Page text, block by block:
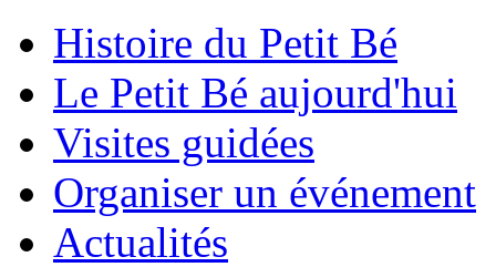
Histoire du Petit Bé
Le Petit Bé aujourd'hui
Visites guidées
Organiser un événement
Actualités